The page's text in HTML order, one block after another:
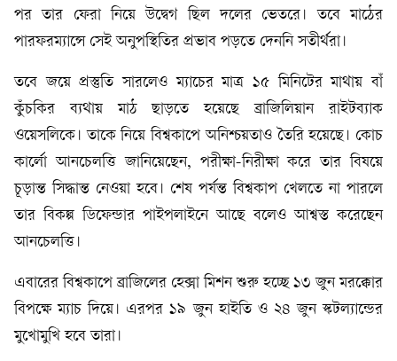
পর তার ফেরা নিয়ে উদ্বেগ ছিল দলের ভেতরে। তবে মাঠের
পারফরম্যান্সে সেই অনুপস্থিতির প্রভাব পড়তে দেননি সতীর্থরা।
তবে জয়ে প্রস্তুতি সারলেও ম্যাচের মাত্র ১৫ মিনিটের মাথায় বাঁ
কুঁচকির ব্যথায় মাঠ ছাড়তে হয়েছে ব্রাজিলিয়ান রাইটব্যাক
ওয়েসলিকে। তাকে নিয়ে বিশ্বকাপে অনিশ্চয়তাও তৈরি হয়েছে। কোচ
কার্লো আনচেলত্তি জানিয়েছেন, পরীক্ষা-নিরীক্ষা করে তার বিষয়ে
চূড়ান্ত সিদ্ধান্ত নেওয়া হবে। শেষ পর্যন্ত বিশ্বকাপ খেলতে না পারলে
তার বিকল্প ডিফেন্ডার পাইপলাইনে আছে বলেও আশ্বস্ত করেছেন
আনচেলত্তি।
এবারের বিশ্বকাপে ব্রাজিলের হেক্সা মিশন শুরু হচ্ছে ১৩ জুন মরক্কোর
বিপক্ষে ম্যাচ দিয়ে। এরপর ১৯ জুন হাইতি ও ২৪ জুন স্কটল্যান্ডের
মুখোমুখি হবে তারা।